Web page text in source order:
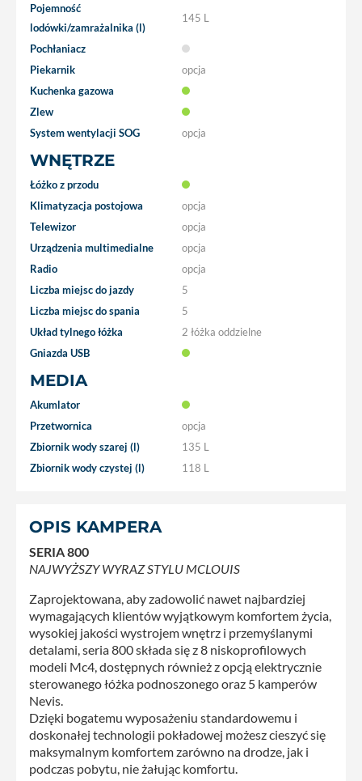
Pojemność
lodówki/zamrażalnika (l)
145 L
Pochłaniacz
Piekarnik
opcja
Kuchenka gazowa
Zlew
System wentylacji SOG
opcja
WNĘTRZE
Łóżko z przodu
Klimatyzacja postojowa
opcja
Telewizor
opcja
Urządzenia multimedialne
opcja
Radio
opcja
Liczba miejsc do jazdy
5
Liczba miejsc do spania
5
Układ tylnego łóżka
2 łóżka oddzielne
Gniazda USB
MEDIA
Akumlator
Przetwornica
opcja
Zbiornik wody szarej (l)
135 L
Zbiornik wody czystej (l)
118 L
OPIS KAMPERA
SERIA 800
NAJWYŻSZY WYRAZ STYLU MCLOUIS
Zaprojektowana, aby zadowolić nawet najbardziej
wymagających klientów wyjątkowym komfortem życia,
wysokiej jakości wystrojem wnętrz i przemyślanymi
detalami, seria 800 składa się z 8 niskoprofilowych
modeli Mc4, dostępnych również z opcją elektrycznie
sterowanego łóżka podnoszonego oraz 5 kamperów
Nevis.
Dzięki bogatemu wyposażeniu standardowemu i
doskonałej technologii pokładowej możesz cieszyć się
maksymalnym komfortem zarówno na drodze, jak i
podczas pobytu, nie żałując komfortu.